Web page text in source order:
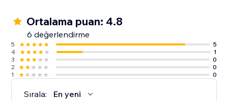
Ortalama puan: 4.8
6 değerlendirme
5
5
4
1
3
0
2
0
1
0
Sırala: En yeni